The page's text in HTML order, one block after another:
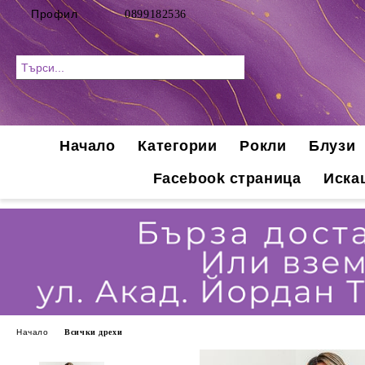
Профил 0899182536
Начало Категории Рокли
Блузи
Facebook страница
Начало Всички дрехи